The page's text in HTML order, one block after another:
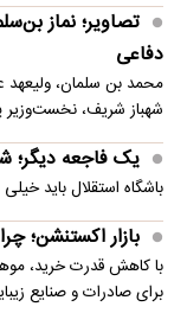
تصاویر؛ نماز
دفاعی
محمد بن سلمان، ولیعهد
شهباز شریف، نخست‌وزیر
یک فاجعه دیگر؛
باشگاه استقلال باید
بازار اکستنشن؛
با کاهش قدرت خرید،
برای صادرات و صنایع